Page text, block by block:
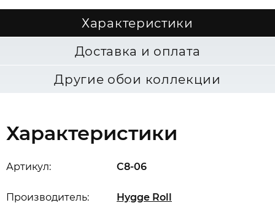
Характеристики
Доставка и оплата
Другие обои коллекции
Характеристики
Артикул: C8-06
Производитель: Hygge Roll